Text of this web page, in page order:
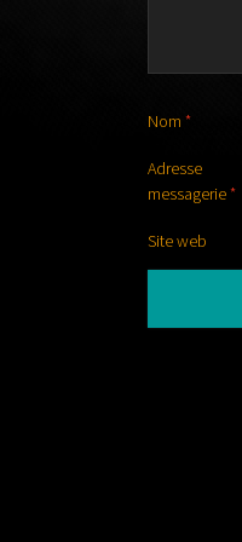
Nom *
messagerie*
Site web